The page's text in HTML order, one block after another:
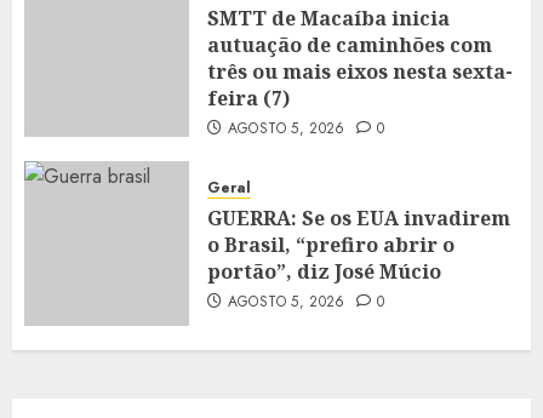
SMTT de Macaíba inicia
autuação de caminhões com
três ou mais eixos nesta sexta-
feira (7)
AGOSTO 5, 2026 0
Geral
GUERRA: Se os EUA invadirem
o Brasil, “prefiro abrir o
portão”, diz José Múcio
AGOSTO 5, 2026 0